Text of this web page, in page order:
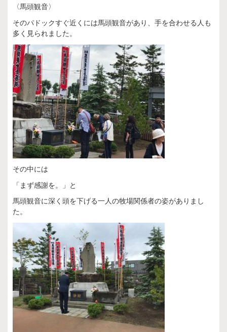
〈馬頭観音〉
そのパドックすぐ近くには馬頭観音があり、手を合わせる人も
多く見られました。
その中には
「まず感謝を。」と
馬頭観音に深く頭を下げる一人の牧場関係者の姿がありまし
た。